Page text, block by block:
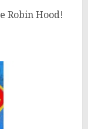
Robin Hood!